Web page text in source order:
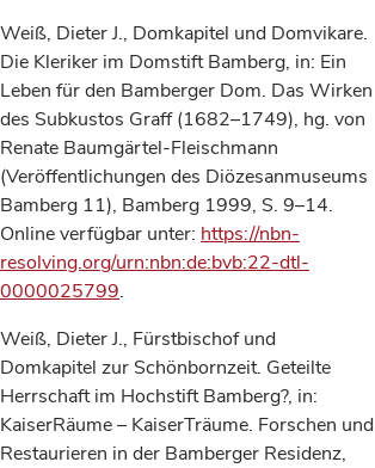
Weiß, Dieter J., Domkapitel und Domvikare.
Die Kleriker im Domstift Bamberg, in: Ein
Leben für den Bamberger Dom. Das Wirken
des Subkustos Graff (1682–1749), hg. von
Renate Baumgärtel-Fleischmann
(Veröffentlichungen des Diözesanmuseums
Bamberg 11), Bamberg 1999, S. 9–14.
Online verfügbar unter: https://nbn-
resolving.org/urn:nbn:de:bvb:22-dtl-
0000025799.
Weiß, Dieter J., Fürstbischof und
Domkapitel zur Schönbornzeit. Geteilte
Herrschaft im Hochstift Bamberg?, in:
KaiserRäume – KaiserTräume. Forschen und
Restaurieren in der Bamberger Residenz,